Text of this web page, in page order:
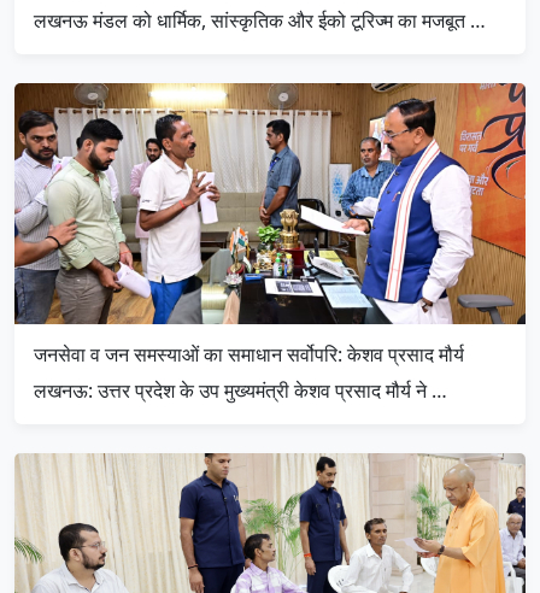
लखनऊ मंडल को धार्मिक, सांस्कृतिक और ईको टूरिज्म का मजबूत …
जनसेवा व जन समस्याओं का समाधान सर्वोपरि: केशव प्रसाद मौर्य
लखनऊ: उत्तर प्रदेश के उप मुख्यमंत्री केशव प्रसाद मौर्य ने …